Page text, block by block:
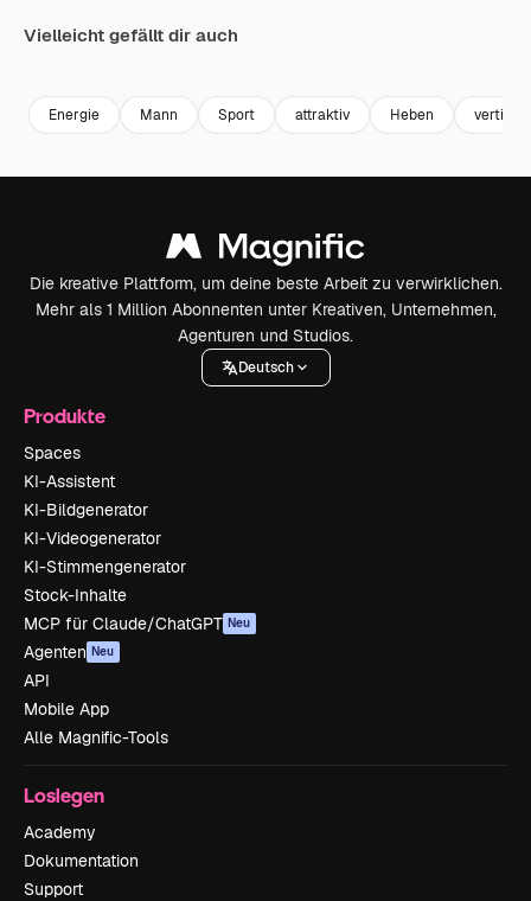
Vielleicht gefällt dir auch
Energie Mann Sport attraktiv Heben vertikal
Die kreative Plattform, um deine beste Arbeit zu verwirklichen.
Mehr als 1 Million Abonnenten unter Kreativen, Unternehmen,
Agenturen und Studios.
Deutsch
Produkte
Spaces
KI-Assistent
KI-Bildgenerator
KI-Videogenerator
KI-Stimmengenerator
Stock-Inhalte
MCP für Claude/ChatGPT Neu
Agenten Neu
API
Mobile App
Alle Magnific-Tools
Loslegen
Academy
Dokumentation
Support